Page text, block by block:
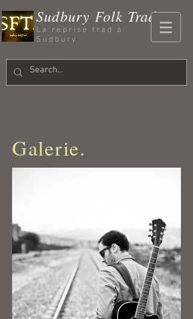
Sudbury Folk Trad
La reprise trad à
Sudbury
Galerie.